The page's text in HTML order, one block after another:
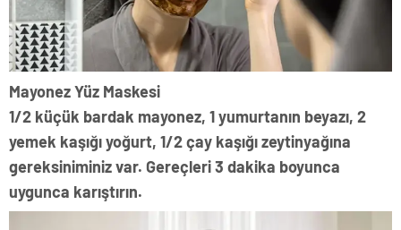
Mayonez Yüz Maskesi
1/2 küçük bardak mayonez, 1 yumurtanın beyazı, 2
yemek kaşığı yoğurt, 1/2 çay kaşığı zeytinyağına
gereksiniminiz var. Gereçleri 3 dakika boyunca
uygunca karıştırın.